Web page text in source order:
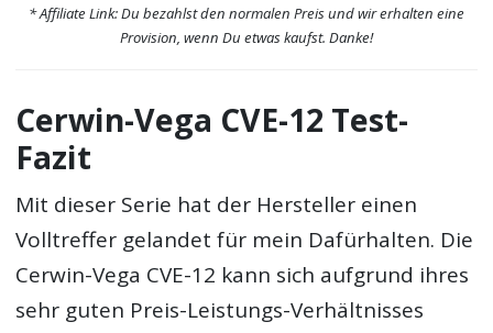
* Affiliate Link: Du bezahlst den normalen Preis und wir erhalten eine
Provision, wenn Du etwas kaufst. Danke!
Cerwin-Vega CVE-12 Test-
Fazit
Mit dieser Serie hat der Hersteller einen
Volltreffer gelandet für mein Dafürhalten. Die
Cerwin-Vega CVE-12 kann sich aufgrund ihres
sehr guten Preis-Leistungs-Verhältnisses